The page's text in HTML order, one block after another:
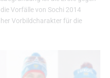
Vorfälle von Sochi 2014
Vorbildcharakter für die